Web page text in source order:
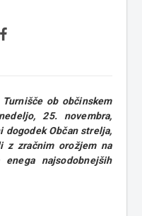
ob občinskem
25. novembra,
Občan strelja,
z zračnim orožjem na
najsodobnejših